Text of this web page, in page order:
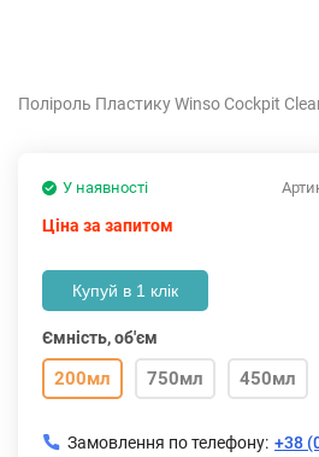
Поліроль Пластику Winso Cockpit
У наявності
Ціна за запитом
Купуй в 1 клік
Ємність, об'єм
200мл 750мл 450мл
Замовлення по телефону: +38